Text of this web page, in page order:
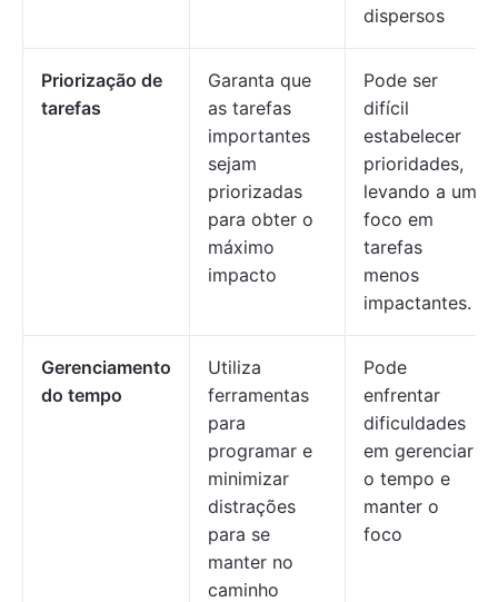
dispersos
Priorização de
tarefas
Garanta que
as tarefas
importantes
sejam
priorizadas
para obter o
máximo
impacto
Pode ser
difícil
estabelecer
prioridades,
levando a um
foco em
tarefas
menos
impactantes.
Gerenciamento
do tempo
Utiliza
ferramentas
para
programar e
minimizar
distrações
para se
manter no
caminho
Pode
enfrentar
dificuldades
em gerenciar
o tempo e
manter o
foco